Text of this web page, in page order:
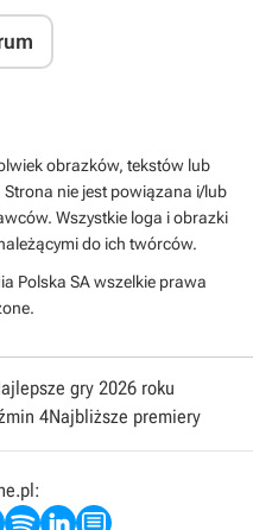
obrazków, tekstów lub
nie jest powiązana i/lub
Wszystkie loga i obrazki
do ich twórców.
Polska SA wszelkie prawa
gry 2026 roku
4Najbliższe premiery